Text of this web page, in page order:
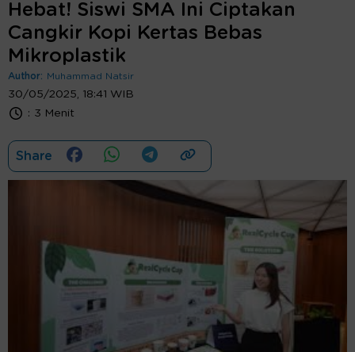
Hebat! Siswi SMA Ini Ciptakan
Cangkir Kopi Kertas Bebas
Mikroplastik
Author: Muhammad Natsir
30/05/2025, 18:41 WIB
: 3 Menit
Share